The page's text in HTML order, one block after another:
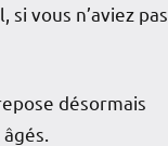
vous n’aviez pas
désormais